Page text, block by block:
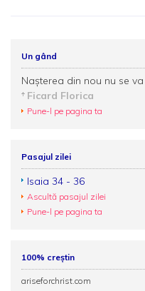
Un gând
Naşterea din nou nu se
Ficard Florica
Pune-l pe pagina ta
Pasajul zilei
Isaia 34 - 36
Ascultă pasajul zilei
Pune-l pe pagina ta
100% creștin
ariseforchrist.com